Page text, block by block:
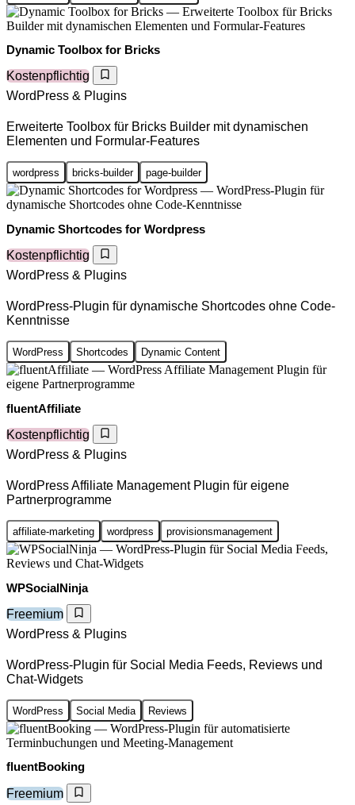
Dynamic Toolbox for Bricks
Kostenpflichtig
WordPress & Plugins
Erweiterte Toolbox für Bricks Builder mit dynamischen
Elementen und Formular-Features
wordpress bricks-builder page-builder
Dynamic Shortcodes for Wordpress
Kostenpflichtig
WordPress & Plugins
WordPress-Plugin für dynamische Shortcodes ohne Code-
Kenntnisse
WordPress Shortcodes Dynamic Content
fluentAffiliate
Kostenpflichtig
WordPress & Plugins
WordPress Affiliate Management Plugin für eigene
Partnerprogramme
affiliate-marketing wordpress provisionsmanagement
WPSocialNinja
Freemium
WordPress & Plugins
WordPress-Plugin für Social Media Feeds, Reviews und
Chat-Widgets
WordPress Social Media Reviews
fluentBooking
Freemium